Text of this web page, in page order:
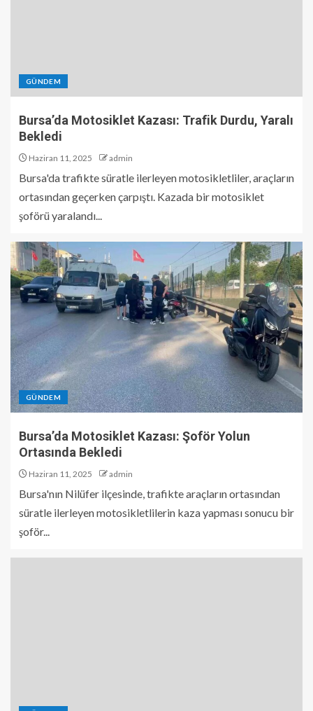
GÜNDEM
Bursa’da Motosiklet Kazası: Trafik Durdu, Yaralı
Bekledi
Haziran 11, 2025 admin
Bursa'da trafikte süratle ilerleyen motosikletliler, araçların
ortasından geçerken çarpıştı. Kazada bir motosiklet
şoförü yaralandı...
GÜNDEM
Bursa’da Motosiklet Kazası: Şoför Yolun
Ortasında Bekledi
Haziran 11, 2025 admin
Bursa'nın Nilüfer ilçesinde, trafikte araçların ortasından
süratle ilerleyen motosikletlilerin kaza yapması sonucu bir
şoför...